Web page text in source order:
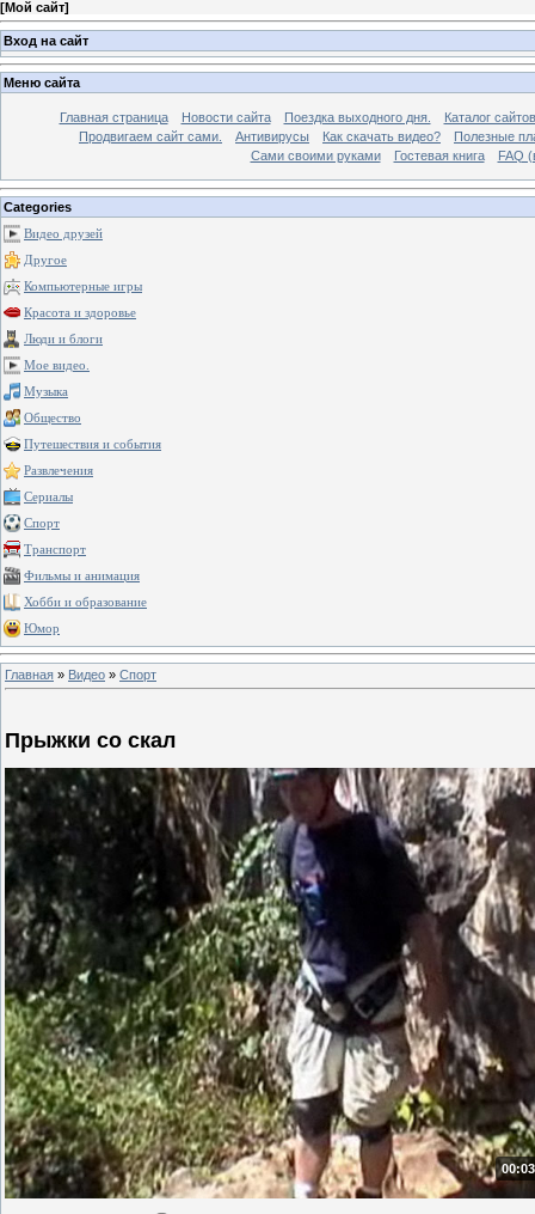
[Мой сайт]
Вход на сайт
Меню сайта
Главная страница Новости сайта Поездка выходного дня.
Каталог сайтов
Продвигаем сайт сами.
Антивирусы Как скачать видео?
Полезные
Сами своими руками
Гостевая книга FAQ
Categories
Видео друзей
Другое
Компьютерные игры
Красота и здоровье
Люди и блоги
Мое видео.
Музыка
Общество
Путешествия и события
Развлечения
Сериалы
Спорт
Транспорт
Фильмы и анимация
Хобби и образование
Юмор
Главная » Видео » Спорт
Прыжки со скал